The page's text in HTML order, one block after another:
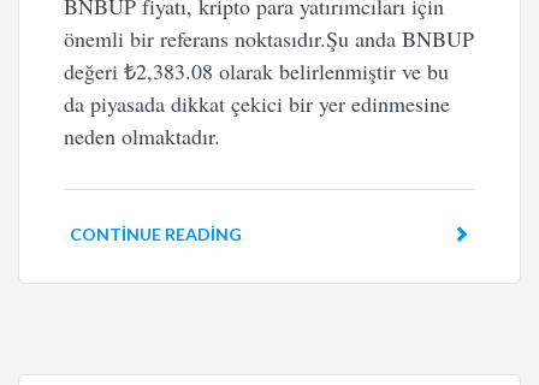
BNBUP fiyatı, kripto para yatırımcıları için
önemli bir referans noktasıdır.Şu anda BNBUP
değeri ₺2,383.08 olarak belirlenmiştir ve bu
da piyasada dikkat çekici bir yer edinmesine
neden olmaktadır.
CONTINUE READING